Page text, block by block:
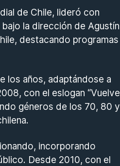
de Chile, lideró con
la dirección de Agustín
destacando programas
los años, adaptándose a
con el eslogan “Vuelve
géneros de los 70, 80 y
incorporando
Desde 2010, con el